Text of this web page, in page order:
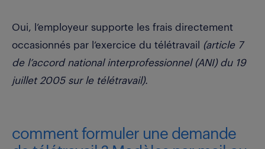
Oui, l’employeur supporte les frais directement
occasionnés par l’exercice du télétravail
(article 7
de l’accord national interprofessionnel (ANI) du 19
juillet 2005 sur le télétravail).
comment formuler une demande